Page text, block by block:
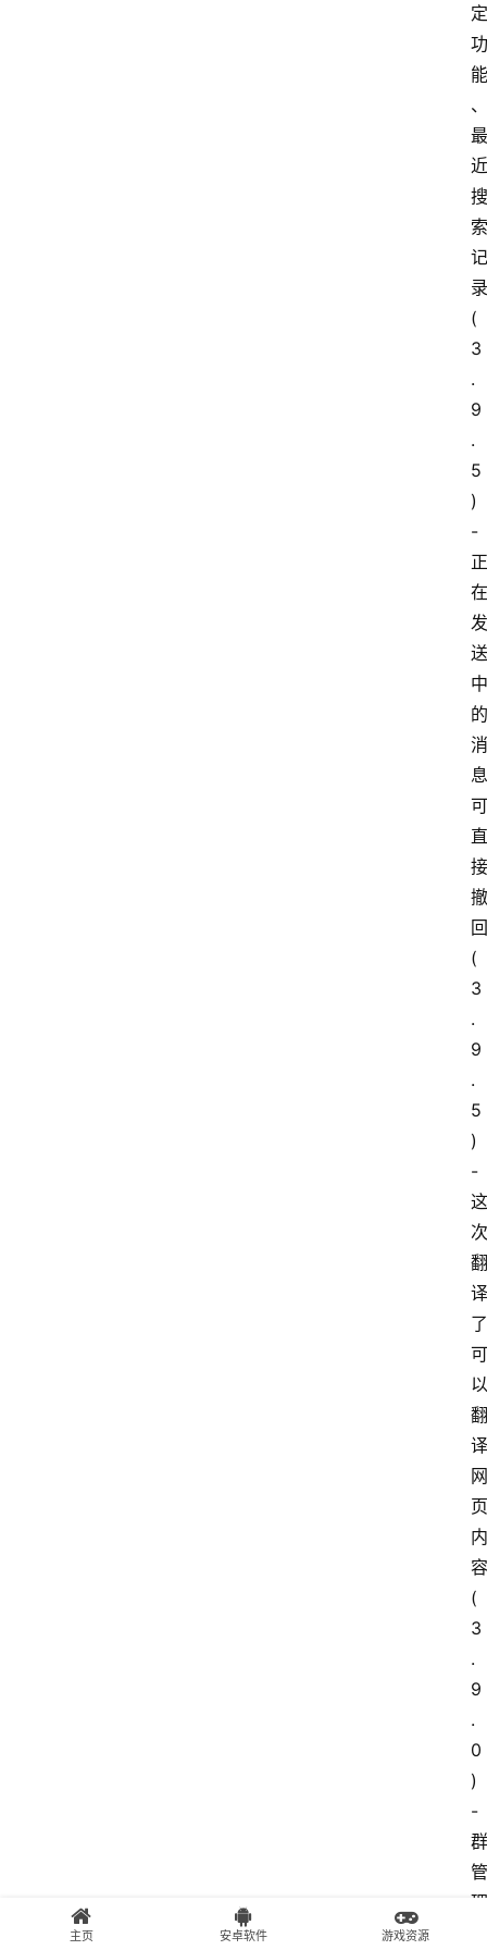
定
功
能
、
最
近
搜
索
记
录
(
3
.
9
.
5
)
-
正
在
发
送
中
的
消
息
可
直
接
撤
回
(
3
.
9
.
5
)
-
这
次
翻
译
了
可
以
翻
译
网
页
内
容
(
3
.
9
.
0
)
-
群
管
理
主页 安卓软件 游戏资源